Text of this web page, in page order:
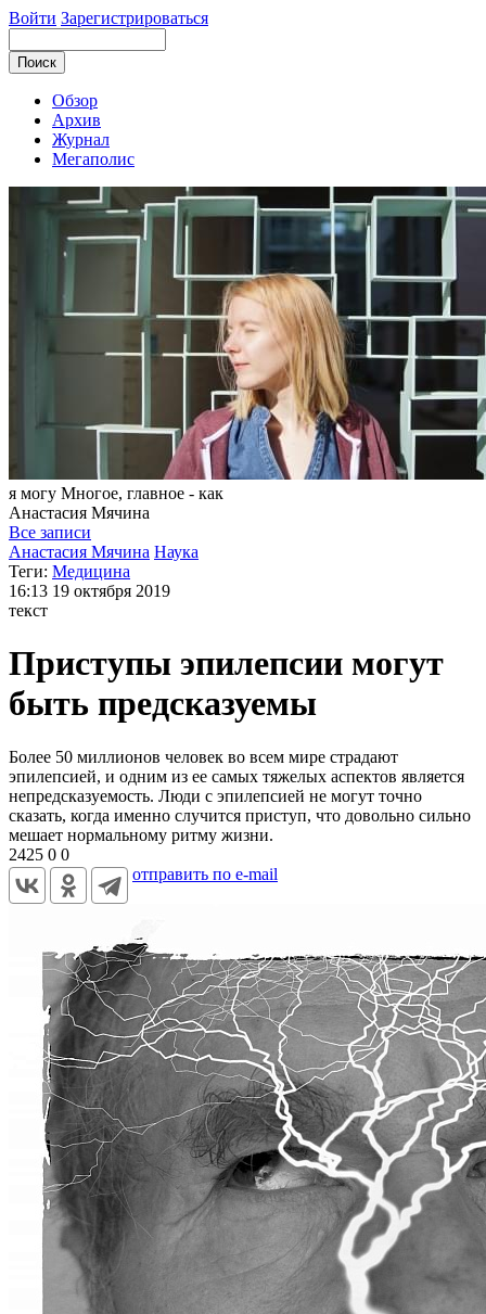
Войти Зарегистрироваться
Обзор
Архив
Журнал
Мегаполис
я могу Многое, главное - как
Анастасия Мячина
Все записи
Анастасия Мячина Наука
Теги: Медицина
16:13 19 октября 2019
текст
Приступы эпилепсии могут
быть предсказуемы
Более 50 миллионов человек во всем мире страдают
эпилепсией, и одним из ее самых тяжелых аспектов является
непредсказуемость. Люди с эпилепсией не могут точно
сказать, когда именно случится приступ, что довольно сильно
мешает нормальному ритму жизни.
2425 0 0
отправить по e-mail